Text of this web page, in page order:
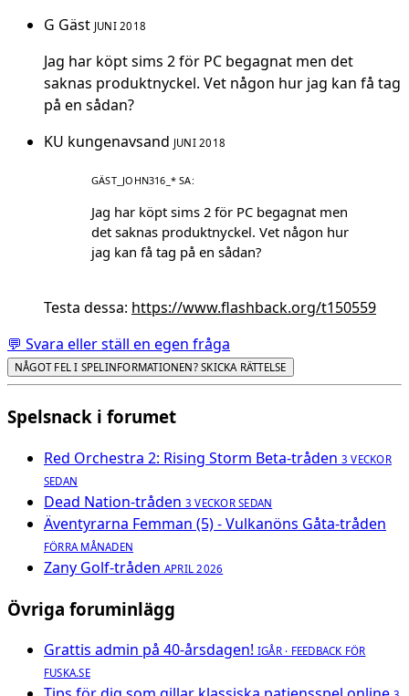
G Gäst JUNI 2018
Jag har köpt sims 2 för PC begagnat men det
saknas produktnyckel. Vet någon hur jag kan få tag
på en sådan?
KU kungenavsand JUNI 2018
Jag har köpt sims 2 för PC begagnat men
det saknas produktnyckel. Vet någon hur
jag kan få tag på en sådan?
Testa dessa: https://www.flashback.org/t150559
💬 Svara eller ställ en egen fråga
NÅGOT FEL I SPELINFORMATIONEN? SKICKA RÄTTELSE
Spelsnack i forumet
Red Orchestra 2: Rising Storm Beta-tråden 3 VECKOR
SEDAN
Dead Nation-tråden 3 VECKOR SEDAN
Äventyrarna Femman (5) - Vulkanöns Gåta-tråden
FÖRRA MÅNADEN
Zany Golf-tråden APRIL 2026
Övriga foruminlägg
Grattis admin på 40-årsdagen! IGÅR · FEEDBACK FÖR
FUSKA.SE